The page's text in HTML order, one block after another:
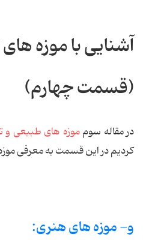
آشنایی با موزه
(قسمت چهارم)
در مقاله سومموزه های طبیعی و
کردیم در این قسمت به معرفی
و- موزه ‌های هنری: